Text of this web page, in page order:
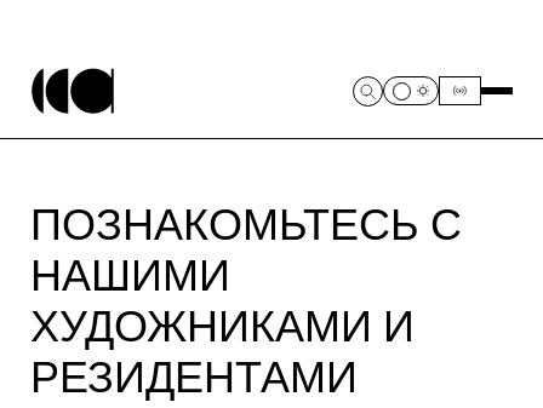
ПОЗНАКОМЬТЕСЬ С
НАШИМИ
ХУДОЖНИКАМИ И
РЕЗИДЕНТАМИ